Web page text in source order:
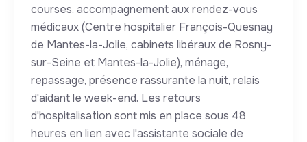
courses, accompagnement aux rendez-vous
médicaux (Centre hospitalier François-Quesnay
de Mantes-la-Jolie, cabinets libéraux de Rosny-
sur-Seine et Mantes-la-Jolie), ménage,
repassage, présence rassurante la nuit, relais
d'aidant le week-end. Les retours
d'hospitalisation sont mis en place sous 48
heures en lien avec l'assistante sociale de